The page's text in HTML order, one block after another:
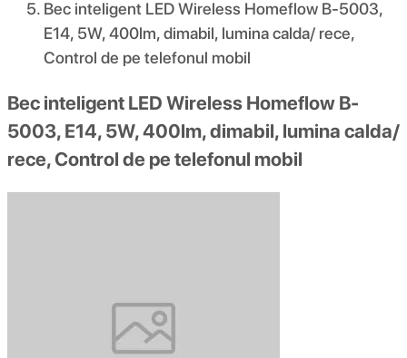
Bec inteligent LED Wireless Homeflow B-5003,
E14, 5W, 400lm, dimabil, lumina calda/ rece,
Control de pe telefonul mobil
Bec inteligent LED Wireless Homeflow B-
5003, E14, 5W, 400lm, dimabil, lumina calda/
rece, Control de pe telefonul mobil